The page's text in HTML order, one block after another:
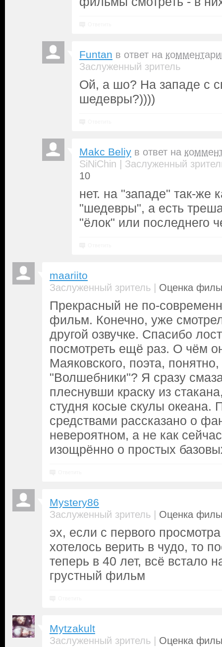
Funtan в ответ на
Заслуженный зритель
Ой, а шо? На западе с
шедевры?))))
Makc Beliy в ответ на
SiNiChin | Заслуженный
10
нет. на "западе" так-же
"шедевры", а есть
"ёлок" или последнего
maariito
Заслуженный зритель | Оценка
Прекрасный не по-
фильм. Конечно, уже
другой озвучке. Спасибо
посмотреть ещё раз. О чём
Маяковского, поэта,
"Волшебники"? Я сразу
плеснувши краску из
студня косые скулы океана.
средствами рассказано о
невероятном, а не как
изощрённо о простых
Mystery86
Заслуженный зритель | Оценка
эх, если с первого
хотелось верить в чудо, то
теперь в 40 лет, всё встало
грустный фильм
Mytzakult
Заслуженный зритель | Оценка